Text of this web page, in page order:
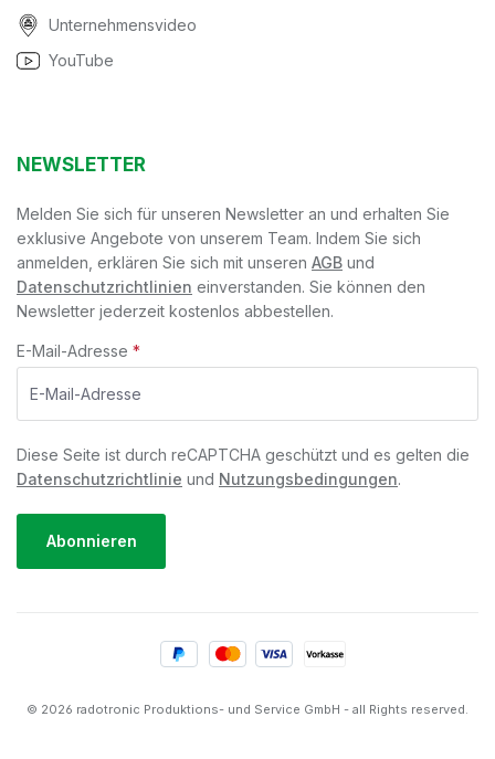
Unternehmensvideo
YouTube
NEWSLETTER
Melden Sie sich für unseren Newsletter an und erhalten Sie
exklusive Angebote von unserem Team. Indem Sie sich
anmelden, erklären Sie sich mit unseren AGB und
Datenschutzrichtlinien einverstanden. Sie können den
Newsletter jederzeit kostenlos abbestellen.
E-Mail-Adresse *
Diese Seite ist durch reCAPTCHA geschützt und es gelten die
Datenschutzrichtlinie und Nutzungsbedingungen.
Abonnieren
© 2026 radotronic Produktions- und Service GmbH - all Rights reserved.